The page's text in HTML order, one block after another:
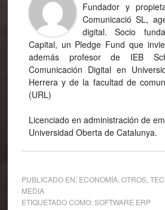
Fundador y
Comunicació SL,
digital. Socio
Capital, un Pledge Fund que
además profesor de IEB
Comunicación Digital en
Herrera y de la facultad de
(URL)
Licenciado en administración de
Universidad Oberta de Catalunya.
PUBLICADO EN: ECONOMÍA,OTROS,
MEDIA
ETIQUETADO COMO:SOFTWARE ERP